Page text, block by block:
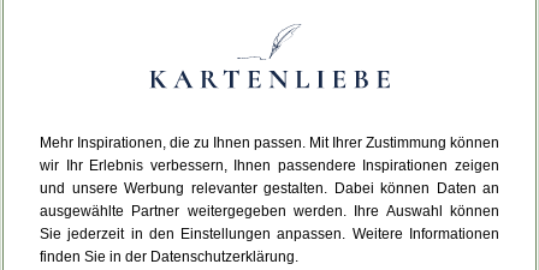
Mehr Inspirationen, die zu Ihnen passen. Mit Ihrer Zustimmung können
wir Ihr Erlebnis verbessern, Ihnen passendere Inspirationen zeigen
und unsere Werbung relevanter gestalten. Dabei können Daten an
ausgewählte Partner weitergegeben werden. Ihre Auswahl können
Sie jederzeit in den Einstellungen anpassen. Weitere Informationen
finden Sie in der Datenschutzerklärung.